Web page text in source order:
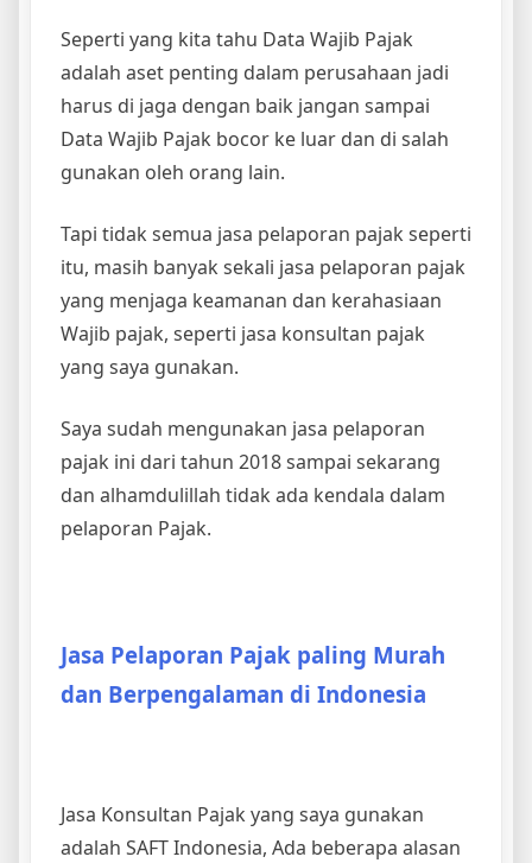
Seperti yang kita tahu Data Wajib Pajak
adalah aset penting dalam perusahaan jadi
harus di jaga dengan baik jangan sampai
Data Wajib Pajak bocor ke luar dan di salah
gunakan oleh orang lain.
Tapi tidak semua jasa pelaporan pajak seperti
itu, masih banyak sekali jasa pelaporan pajak
yang menjaga keamanan dan kerahasiaan
Wajib pajak, seperti jasa konsultan pajak
yang saya gunakan.
Saya sudah mengunakan jasa pelaporan
pajak ini dari tahun 2018 sampai sekarang
dan alhamdulillah tidak ada kendala dalam
pelaporan Pajak.
Jasa Pelaporan Pajak paling Murah
dan Berpengalaman di Indonesia
Jasa Konsultan Pajak yang saya gunakan
adalah SAFT Indonesia, Ada beberapa alasan